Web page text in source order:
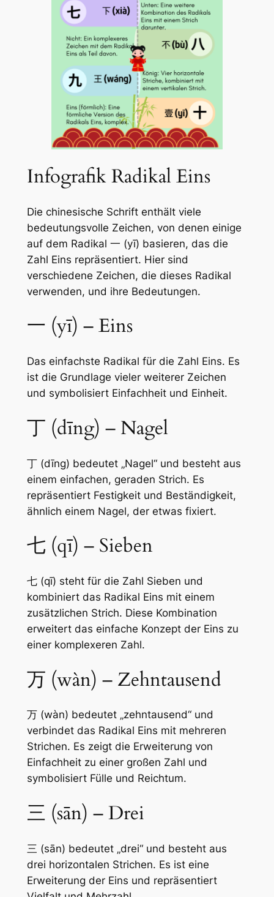
Infografik Radikal Eins
Die chinesische Schrift enthält viele
bedeutungsvolle Zeichen, von denen einige
auf dem Radikal 一 (yī) basieren, das die
Zahl Eins repräsentiert. Hier sind
verschiedene Zeichen, die dieses Radikal
verwenden, und ihre Bedeutungen.
一 (yī) – Eins
Das einfachste Radikal für die Zahl Eins. Es
ist die Grundlage vieler weiterer Zeichen
und symbolisiert Einfachheit und Einheit.
丁 (dīng) – Nagel
丁 (dīng) bedeutet „Nagel“ und besteht aus
einem einfachen, geraden Strich. Es
repräsentiert Festigkeit und Beständigkeit,
ähnlich einem Nagel, der etwas fixiert.
七 (qī) – Sieben
七 (qī) steht für die Zahl Sieben und
kombiniert das Radikal Eins mit einem
zusätzlichen Strich. Diese Kombination
erweitert das einfache Konzept der Eins zu
einer komplexeren Zahl.
万 (wàn) – Zehntausend
万 (wàn) bedeutet „zehntausend“ und
verbindet das Radikal Eins mit mehreren
Strichen. Es zeigt die Erweiterung von
Einfachheit zu einer großen Zahl und
symbolisiert Fülle und Reichtum.
三 (sān) – Drei
三 (sān) bedeutet „drei“ und besteht aus
drei horizontalen Strichen. Es ist eine
Erweiterung der Eins und repräsentiert